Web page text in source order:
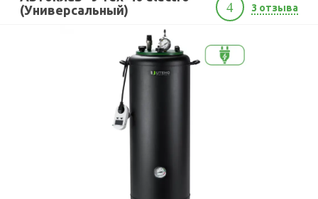
(Универсальный)
4 3 отзыва